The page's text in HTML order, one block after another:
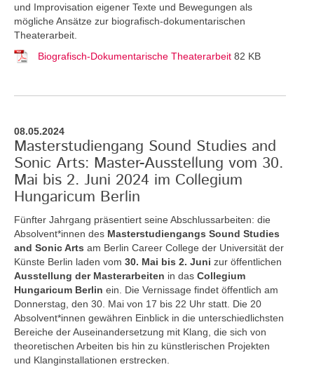
und Improvisation eigener Texte und Bewegungen als
mögliche Ansätze zur biografisch-dokumentarischen
Theaterarbeit.
Biografisch-Dokumentarische Theaterarbeit 82 KB
08.05.2024
Masterstudiengang Sound Studies and
Sonic Arts: Master-Ausstellung vom 30.
Mai bis 2. Juni 2024 im Collegium
Hungaricum Berlin
Fünfter Jahrgang präsentiert seine Abschlussarbeiten: die
Absolvent*innen des Masterstudiengangs Sound Studies
and Sonic Arts am Berlin Career College der Universität der
Künste Berlin laden vom 30. Mai bis 2. Juni zur öffentlichen
Ausstellung der Masterarbeiten in das Collegium
Hungaricum Berlin ein. Die Vernissage findet öffentlich am
Donnerstag, den 30. Mai von 17 bis 22 Uhr statt. Die 20
Absolvent*innen gewähren Einblick in die unterschiedlichsten
Bereiche der Auseinandersetzung mit Klang, die sich von
theoretischen Arbeiten bis hin zu künstlerischen Projekten
und Klanginstallationen erstrecken.